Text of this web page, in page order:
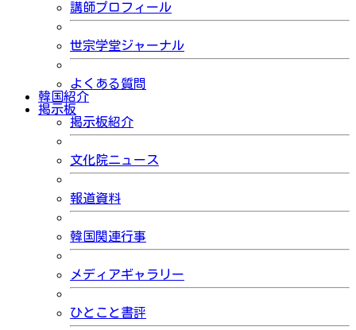
講師プロフィール
世宗学堂ジャーナル
よくある質問
韓国紹介
掲示板
掲示板紹介
文化院ニュース
報道資料
韓国関連行事
メディアギャラリー
ひとこと書評